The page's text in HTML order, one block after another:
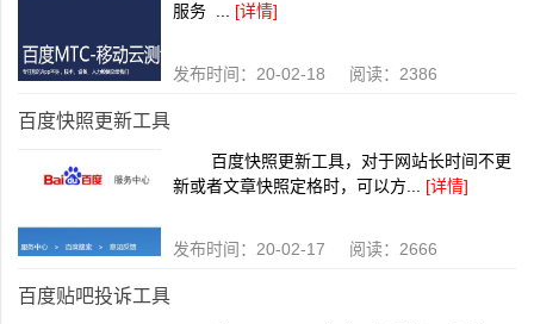
服务 ... [详情]
发布时间：20-02-18 阅读：2386
百度快照更新工具
百度快照更新工具，对于网站长时间不更
新或者文章快照定格时，可以方... [详情]
发布时间：20-02-17 阅读：2666
百度贴吧投诉工具